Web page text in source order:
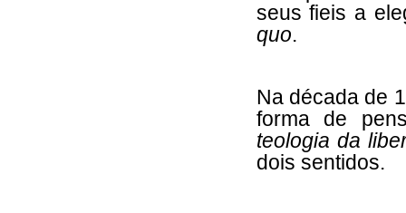
seus fieis a
quo.
Na década de
forma de
teologia da
dois sentidos.